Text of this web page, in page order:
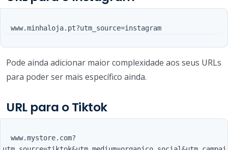
Pode ainda adicionar maior complexidade aos seus URLs
para poder ser mais específico ainda.
URL para o Tiktok
  www.mystore.com?